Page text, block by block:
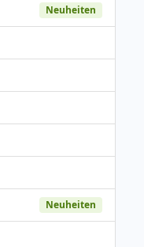
Neuheiten
Neuheiten